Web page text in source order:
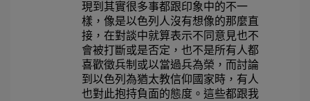
現到其實很多事都跟印象中的不一
樣，像是以色列人沒有想像的那麼直
接，在對談中就算表示不同意見也不
會被打斷或是否定，也不是所有人都
喜歡徵兵制或以當過兵為榮，而討論
到以色列為猶太教信仰國家時，有人
也對此抱持負面的態度。這些都跟我